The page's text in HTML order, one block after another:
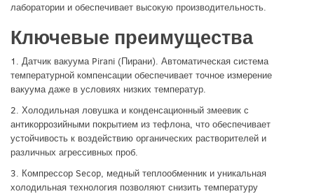
лаборатории и обеспечивает высокую производительность.
Ключевые преимущества
1. Датчик вакуума Pirani (Пирани). Автоматическая система
температурной компенсации обеспечивает точное измерение
вакуума даже в условиях низких температур.
2. Холодильная ловушка и конденсационный змеевик с
антикоррозийными покрытием из тефлона, что обеспечивает
устойчивость к воздействию органических растворителей и
различных агрессивных проб.
3. Компрессор Secop, медный теплообменник и уникальная
холодильная технология позволяют снизить температуру